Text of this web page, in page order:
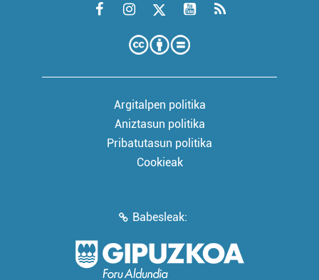
Argitalpen politika
Aniztasun politika
Pribatutasun politika
Cookieak
Babesleak: